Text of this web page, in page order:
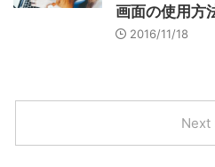
画面の使用方
2016/11/18
Next